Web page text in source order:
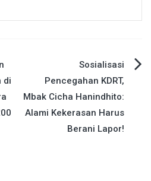
di
Sosialisasi
Pencegahan KDRT,
Mbak Cicha Hanindhito:
Alami Kekerasan Harus
Berani Lapor!